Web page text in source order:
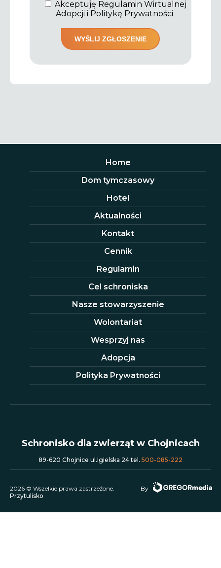
Akceptuję Regulamin Wirtualnej
Adopcji i Politykę Prywatności
Home
Dom tymczasowy
Hotel
Aktualności
Kontakt
Cennik
Regulamin
Cel schroniska
Nasze stowarzyszenie
Wolontariat
Wesprzyj nas
Adopcja
Polityka Prywatności
Schronisko dla zwierząt w Chojnicach
89-620 Chojnice ul.Igielska 24 tel. 500-085-222
2026 © Wszelkie prawa zastrzeżone.
Przytulisko
By